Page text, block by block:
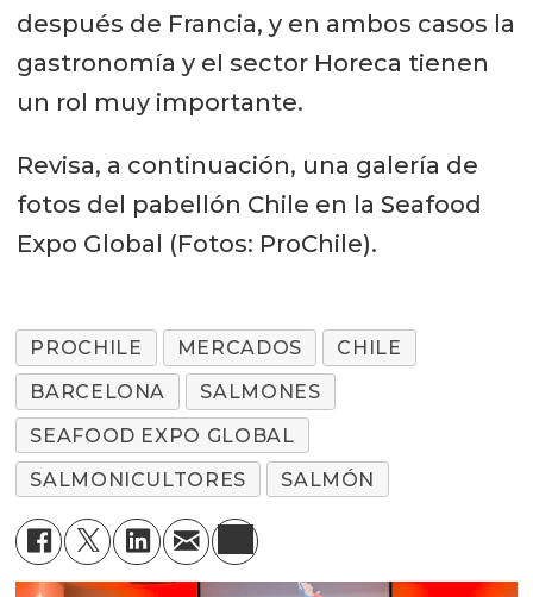
después de Francia, y en ambos casos la
gastronomía y el sector Horeca tienen
un rol muy importante.
Revisa, a continuación, una galería de
fotos del pabellón Chile en la Seafood
Expo Global (Fotos: ProChile).
PROCHILE MERCADOS
CHILE
BARCELONA
SALMONES
SEAFOOD EXPO GLOBAL
SALMONICULTORES
SALMÓN